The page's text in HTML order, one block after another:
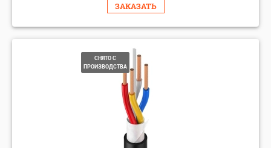
ЗАКАЗАТЬ
СНЯТО С
ПРОИЗВОДСТВА